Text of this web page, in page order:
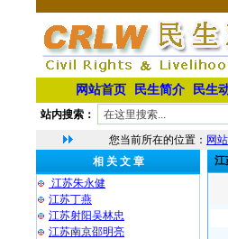
网站首页 民生简介 民生
站内搜索：
您当前所在的位置： 网
相 关 文 章
江苏朱永健
江苏丁燕
江苏射阳吴林忠
江苏南京邵明亮
江